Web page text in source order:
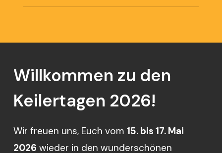
Willkommen zu den
Keilertagen 2026!
Wir freuen uns, Euch vom 15. bis 17. Mai
2026 wieder in den wunderschönen